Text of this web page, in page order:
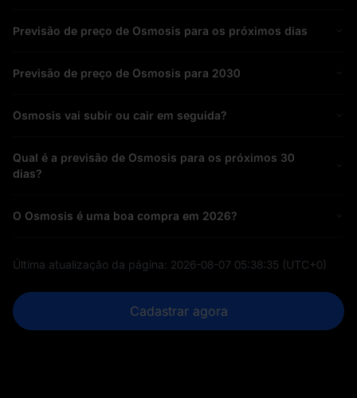
Previsão de preço de Osmosis para os próximos dias
Previsão de preço de Osmosis para 2030
Osmosis vai subir ou cair em seguida?
Qual é a previsão de Osmosis para os próximos 30
dias?
O Osmosis é uma boa compra em 2026?
Última atualização da página: 2026-08-07 05:38:35 (UTC+0)
Cadastrar agora